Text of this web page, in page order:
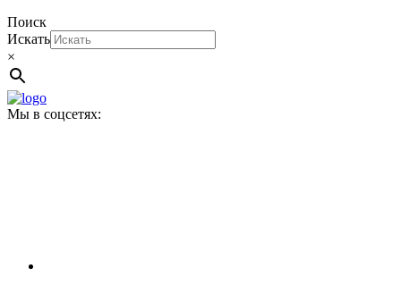
Поиск
Искать
×
Мы в соцсетях: